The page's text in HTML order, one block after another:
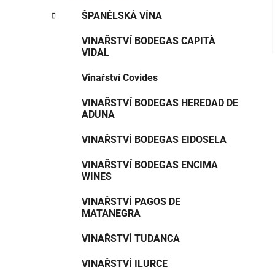
ŠPANĚLSKÁ VÍNA
VINAŘSTVÍ BODEGAS CAPITÀ
VIDAL
Vinařství Covides
VINAŘSTVÍ BODEGAS HEREDAD DE
ADUNA
VINAŘSTVÍ BODEGAS EIDOSELA
VINAŘSTVÍ BODEGAS ENCIMA
WINES
VINAŘSTVÍ PAGOS DE
MATANEGRA
VINAŘSTVÍ TUDANCA
VINAŘSTVÍ ILURCE